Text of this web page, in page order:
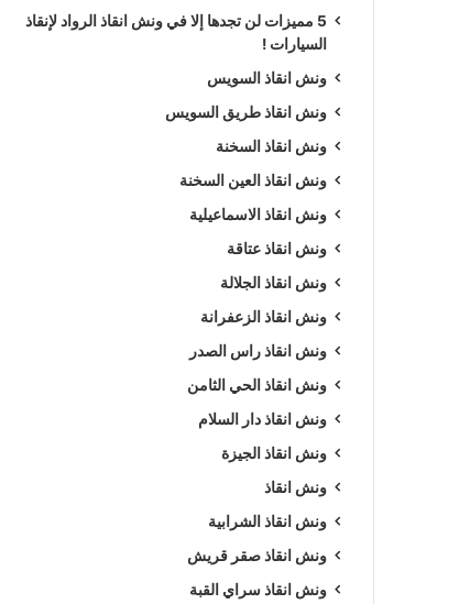
5 مميزات لن تجدها إلا في ونش انقاذ الرواد لإنقاذ
السيارات !
ونش انقاذ السويس
ونش انقاذ طريق السويس
ونش انقاذ السخنة
ونش انقاذ العين السخنة
ونش انقاذ الاسماعيلية
ونش انقاذ عتاقة
ونش انقاذ الجلالة
ونش انقاذ الزعفرانة
ونش انقاذ راس الصدر
ونش انقاذ الحي الثامن
ونش انقاذ دار السلام
ونش انقاذ الجيزة
ونش انقاذ
ونش انقاذ الشرابية
ونش انقاذ صقر قريش
ونش انقاذ سراي القبة